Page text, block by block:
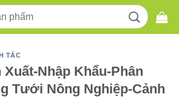
TÁC
Nhập Khẩu-Phân
Tưới Nông Nghiệp-Cảnh